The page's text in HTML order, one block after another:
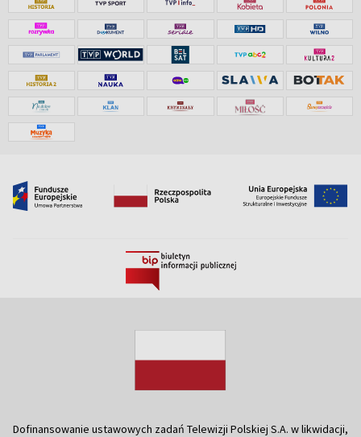
Dofinansowanie ustawowych zadań Telewizji Polskiej S.A. w likwidacji,